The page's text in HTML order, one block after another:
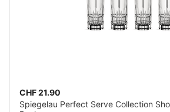
CHF 21.90
Spiegelau Perfect Serve Collection